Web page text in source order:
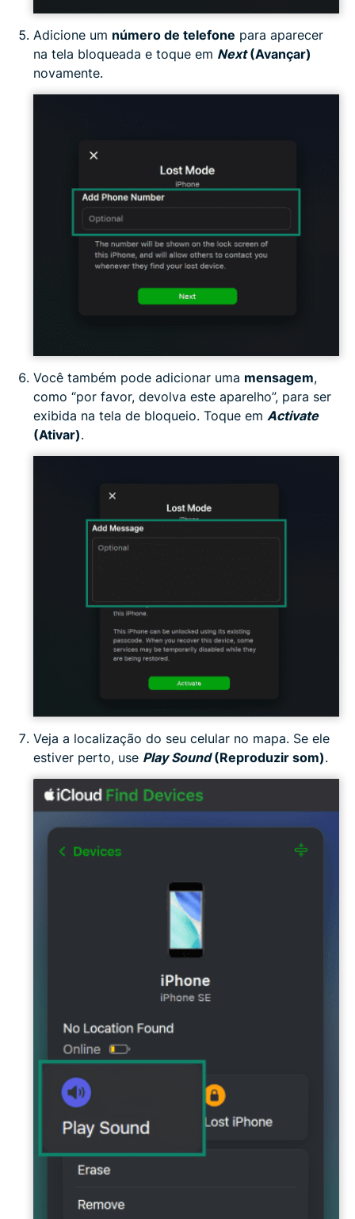
Adicione um número de telefone para aparecer
na tela bloqueada e toque em Next(Avançar)
novamente.
Você também pode adicionar uma mensagem,
como “por favor, devolva este aparelho”, para ser
exibida na tela de bloqueio. Toque em Activate
(Ativar).
Veja a localização do seu celular no mapa. Se ele
estiver perto, use Play Sound(Reproduzir som).